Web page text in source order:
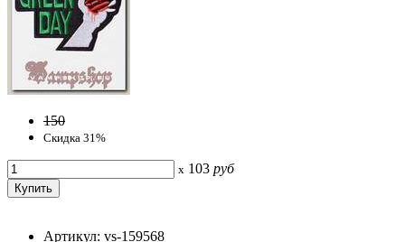
150
Скидка 31%
x 103 руб
Артикул: vs-159568